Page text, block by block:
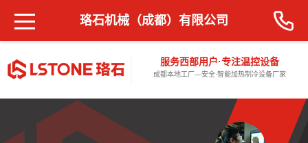
服务西部用户·专注温控设备
成都本地工厂—安全·智能加热制冷设备厂家
珞石机械（成都）有限公司